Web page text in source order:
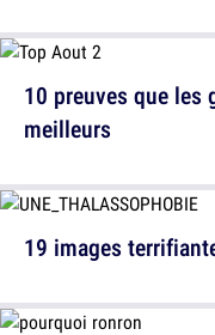
19 images
10 preuves que les
meilleurs